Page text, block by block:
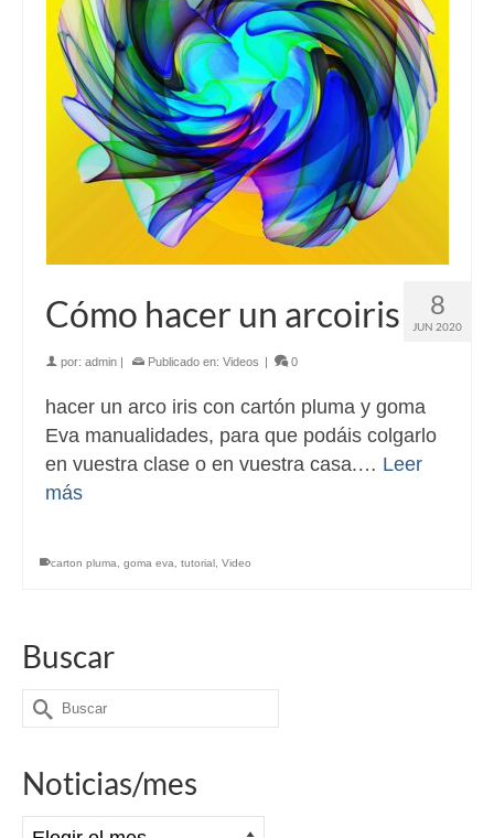
8
JUN 2020
Cómo hacer un arcoiris
por: admin | Publicado en: Videos | 0
hacer un arco iris con cartón pluma y goma
Eva manualidades, para que podáis colgarlo
en vuestra clase o en vuestra casa.… Leer
más
carton pluma goma eva tutorial Video
Buscar
Buscar
por:
Noticias/mes
Noticias/mes